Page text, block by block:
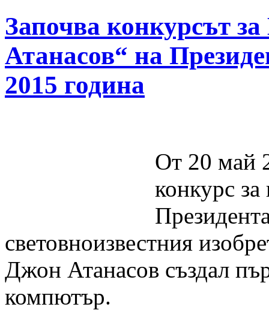
Започва конкурсът
Атанасов“ на
2015 година
От 20 май
конкурс за
световноизвестния
Джон Атанасов създал
компютър.